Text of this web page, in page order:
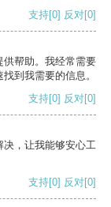
支持[0] 反对[0]
供帮助。我经常需要
到我需要的信息。
支持[0] 反对[0]
决，让我能够安心工
支持[0] 反对[0]